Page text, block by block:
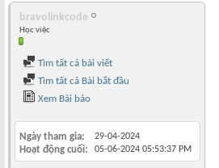
bravolinkcode
Học việc
Tìm tất cả bài viết
Tìm tất cả Bài bắt đầu
Xem Bài báo
Ngày tham gia 29-04-2024
Hoạt động cuối 05-06-2024 05:53:37 PM